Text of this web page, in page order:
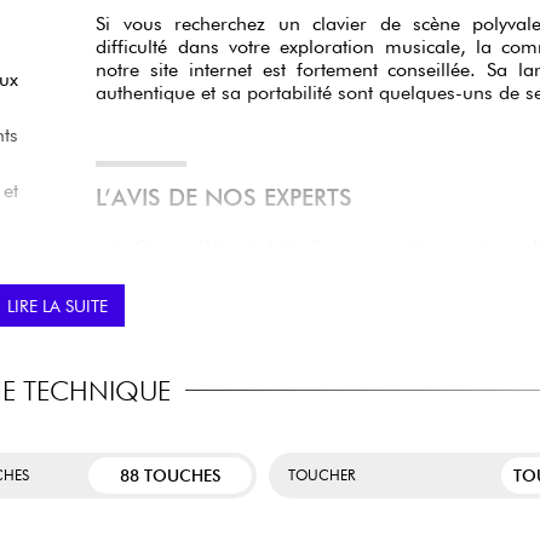
Si vous recherchez un clavier de scène
difficulté dans votre exploration musicale, la
notre site internet est fortement conseillée. Sa
authentique et sa portabilité sont quelques-uns de
L’AVIS DE NOS EXPERTS
Nous insistons sur sa grande polyvalence. Sa
LIRE LA SUITE
TECHNIQUE
88 TOUCHES TOUCHER